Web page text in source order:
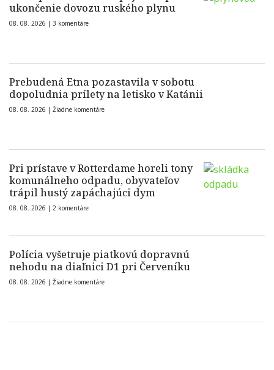
ukončenie dovozu ruského plynu
08. 08. 2026 | 3 komentáre
Prebudená Etna pozastavila v sobotu
dopoludnia prílety na letisko v Katánii
08. 08. 2026 | Žiadne komentáre
Pri prístave v Rotterdame horeli tony
komunálneho odpadu, obyvateľov
trápil hustý zapáchajúci dym
08. 08. 2026 | 2 komentáre
Polícia vyšetruje piatkovú dopravnú
nehodu na diaľnici D1 pri Červeníku
08. 08. 2026 | Žiadne komentáre